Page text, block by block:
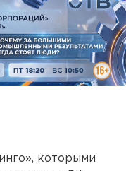
которыми